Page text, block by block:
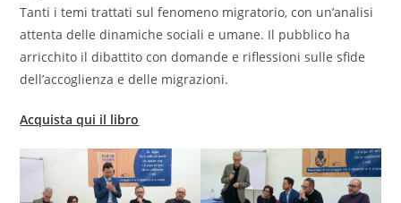
Tanti i temi trattati sul fenomeno migratorio, con un’analisi
attenta delle dinamiche sociali e umane. Il pubblico ha
arricchito il dibattito con domande e riflessioni sulle sfide
dell’accoglienza e delle migrazioni.
Acquista qui il libro